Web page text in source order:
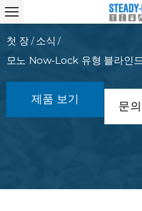
첫 장 / 소식 /
모노 Now-Lock 유형 블라인
제품 보기
문